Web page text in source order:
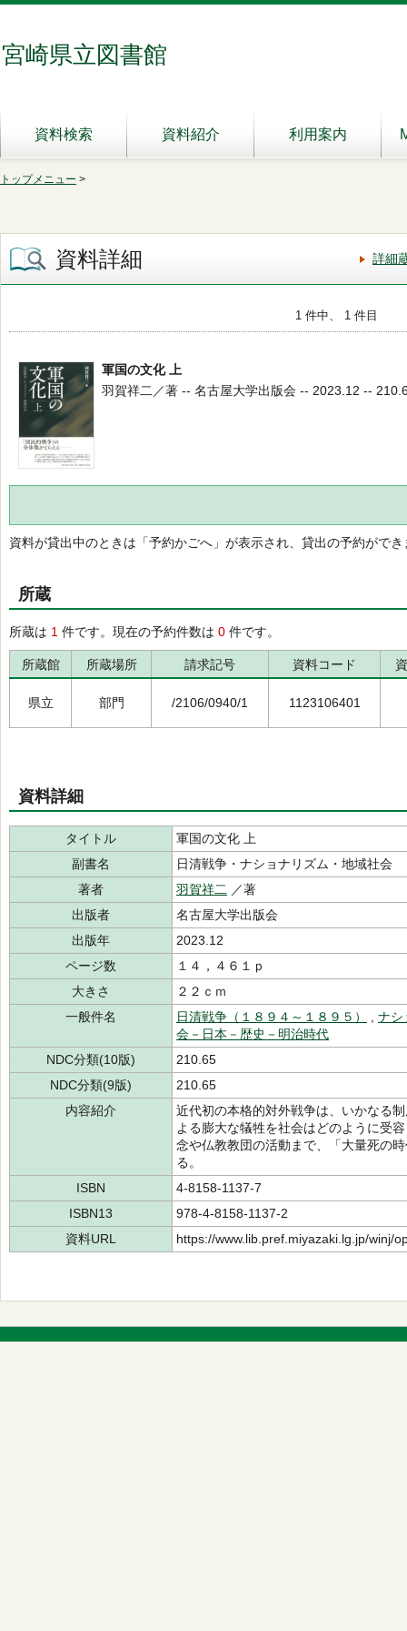
宮崎県立図書館
資料検索 資料紹介 利用案内
トップメニュー >
資料詳細 詳細
1 件中、 1 件目
軍国の文化 上
羽賀祥二／著 -- 名古屋大学出版会 -- 2023.12 --
資料が貸出中のときは「予約かごへ」が表示され、貸出の予約ができ
所蔵
所蔵は 1 件です。現在の予約件数は 0 件です。
所蔵館 所蔵場所 請求記号 資料コード
県立 部門 /2106/0940/1 1123106401
資料詳細
タイトル
軍国の文化 上
副書名
日清戦争・ナショナリズム・地域社会
著者
羽賀祥二 ／著
出版者
名古屋大学出版会
出版年
2023.12
ページ数
１４，４６１ｐ
大きさ
２２ｃｍ
一般件名
日清戦争（１８９４～１８９５）
ナシ
会－日本－歴史－明治時代
NDC分類(10版)
210.65
NDC分類(9版)
210.65
内容紹介
近代初の本格的対外戦争は、いかなる
よる膨大な犠牲を社会はどのように受
念や仏教教団の活動まで、「大量死の
る。
ISBN
4-8158-1137-7
ISBN13
978-4-8158-1137-2
資料URL
https://www.lib.pref.miyazaki.lg.jp/winj/